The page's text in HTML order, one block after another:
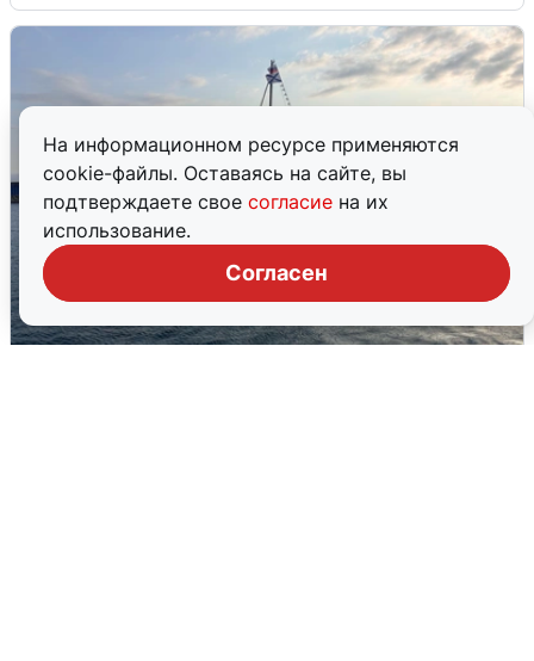
На информационном ресурсе применяются
cookie-файлы. Оставаясь на сайте, вы
подтверждаете свое согласие на их
использование.
Согласен